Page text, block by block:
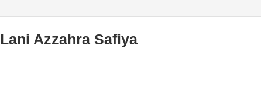
Lani Azzahra Safiya